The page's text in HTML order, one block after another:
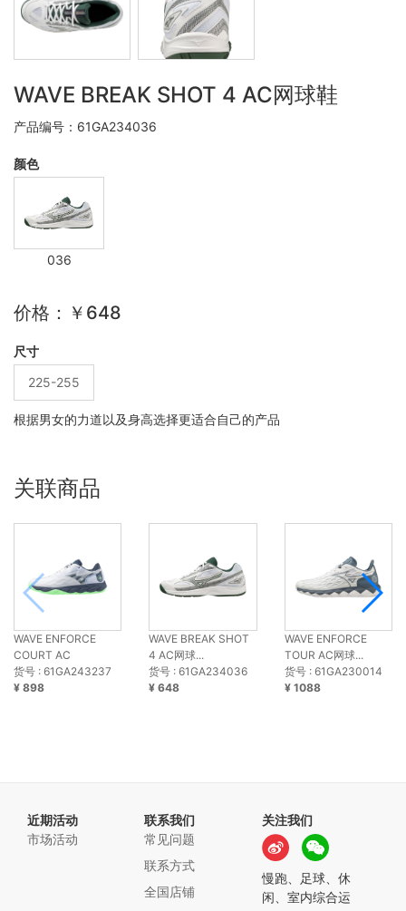
WAVE BREAK SHOT 4 AC网球鞋
产品编号：61GA234036
颜色
036
价格：￥648
尺寸
225-255
根据男女的力道以及身高选择更适合自己的产品
关联商品
WAVE ENFORCE
COURT AC
货号 : 61GA243237
¥ 898
WAVE BREAK SHOT
4 AC网球...
货号 : 61GA234036
¥ 648
WAVE ENFORCE
TOUR AC网球...
货号 : 61GA230014
¥ 1088
近期活动
市场活动
联系我们
常见问题
联系方式
全国店铺
关注我们
慢跑、足球、休
闲、室内综合运